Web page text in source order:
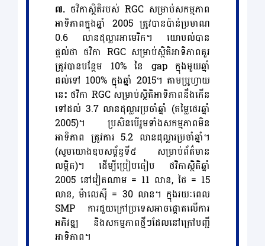
៧. ថវិកាស្ថិតិរបស់ RGC សម្រាប់សកម្មភាព
អាទិភាពក្នុងឆ្នាំ 2005 ត្រូវបានប៉ាន់ប្រមាណ
0.6 លានដុល្លារអាមេរិក។ យោបល់បាន
ផ្ដល់ថា ថវិកា RGC សម្រាប់ស្ថិតិអាទិភាពគួរ
ត្រូវបានបន្ថែម 10% នៃ gap ក្នុងមួយឆ្នាំ
ដល់ទៅ 100% ក្នុងឆ្នាំ 2015។ តាមប្រូហ្វាយ
នេះ ថវិកា RGC សម្រាប់ស្ថិតិអាទិភាពនឹងកើន
ទៅដល់ 3.7 លានដុល្លារប្រចាំឆ្នាំ (តម្លៃថេរឆ្នាំ
2005)។ ប្រសិនបើរួមទាំងសកម្មភាពមិន
អាទិភាព ត្រូវការ 5.2 លានដុល្លារប្រចាំឆ្នាំ។
(សូមយោងឧបសម្ព័ន្ធទី៥ សម្រាប់ព័ត៌មាន
លម្អិត)។ ដើម្បីប្រៀបធៀប ថវិកាស្ថិតិឆ្នាំ
2005 នៅវៀតណាម = 11 លាន, ថៃ = 15
លាន, ម៉ាលេស៊ី = 30 លាន។ ក្នុងរយៈពេល
SMP ការជួយក្រៅប្រទេសអាចផ្តោតលើការ
អភិវឌ្ឍ និងសកម្មភាពថ្មីៗដែលនៅក្រៅបញ្ជី
អាទិភាព។